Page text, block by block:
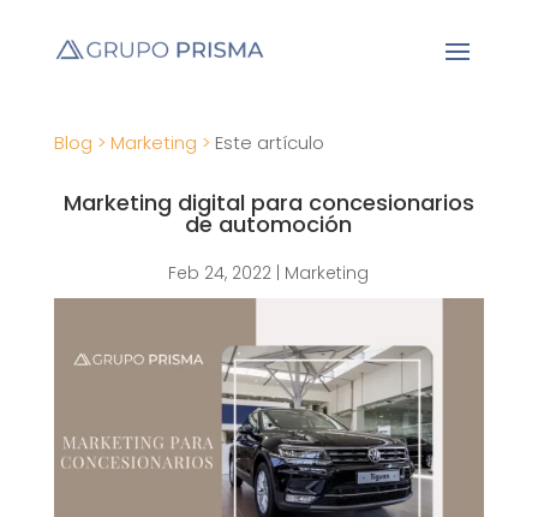
Blog > Marketing > Este artículo
Marketing digital para concesionarios
de automoción
Feb 24, 2022 Marketing